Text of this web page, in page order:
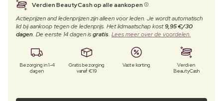
Verdien BeautyCash op alle aankopen
Actieprijzen and ledenprijzen zijn alleen voor leden. Je wordt automatisch
lid bij aankoop tegen de ledenprijs. Het lidmaatschap kost9,95 €/30
dagen. De eerste 14 dagen isgratis. Lees meer over de voordelen.
Bezorging in 1-4
dagen
Gratis bezorging
vanaf €19
Vaste korting
Verdien
BeautyCash